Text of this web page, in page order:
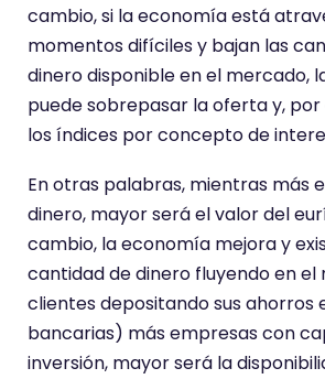
cambio, si la economía está
momentos difíciles y bajan las
dinero disponible en el mercado,
puede sobrepasar la oferta y, por
los índices por concepto de
En otras palabras, mientras más
dinero, mayor será el valor del
cambio, la economía mejora y
cantidad de dinero fluyendo en el
clientes depositando sus ahorros
bancarias) más empresas con
inversión, mayor será la